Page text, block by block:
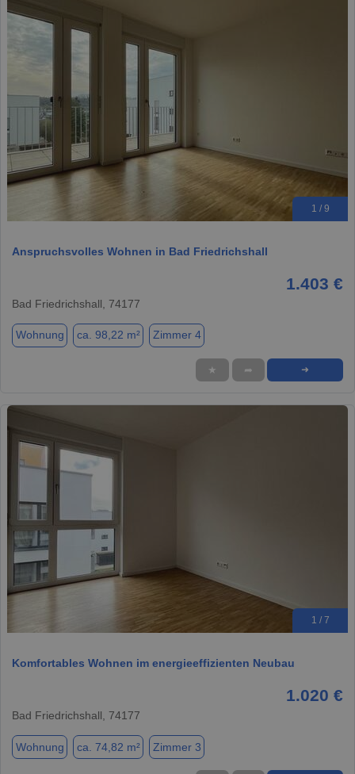
1 / 9
Anspruchsvolles Wohnen in Bad Friedrichshall
1.403 €
Bad Friedrichshall, 74177
Wohnung ca. 98,22 m² Zimmer 4
★ ➦ ➜
1 / 7
Komfortables Wohnen im energieeffizienten Neubau
1.020 €
Bad Friedrichshall, 74177
Wohnung ca. 74,82 m² Zimmer 3